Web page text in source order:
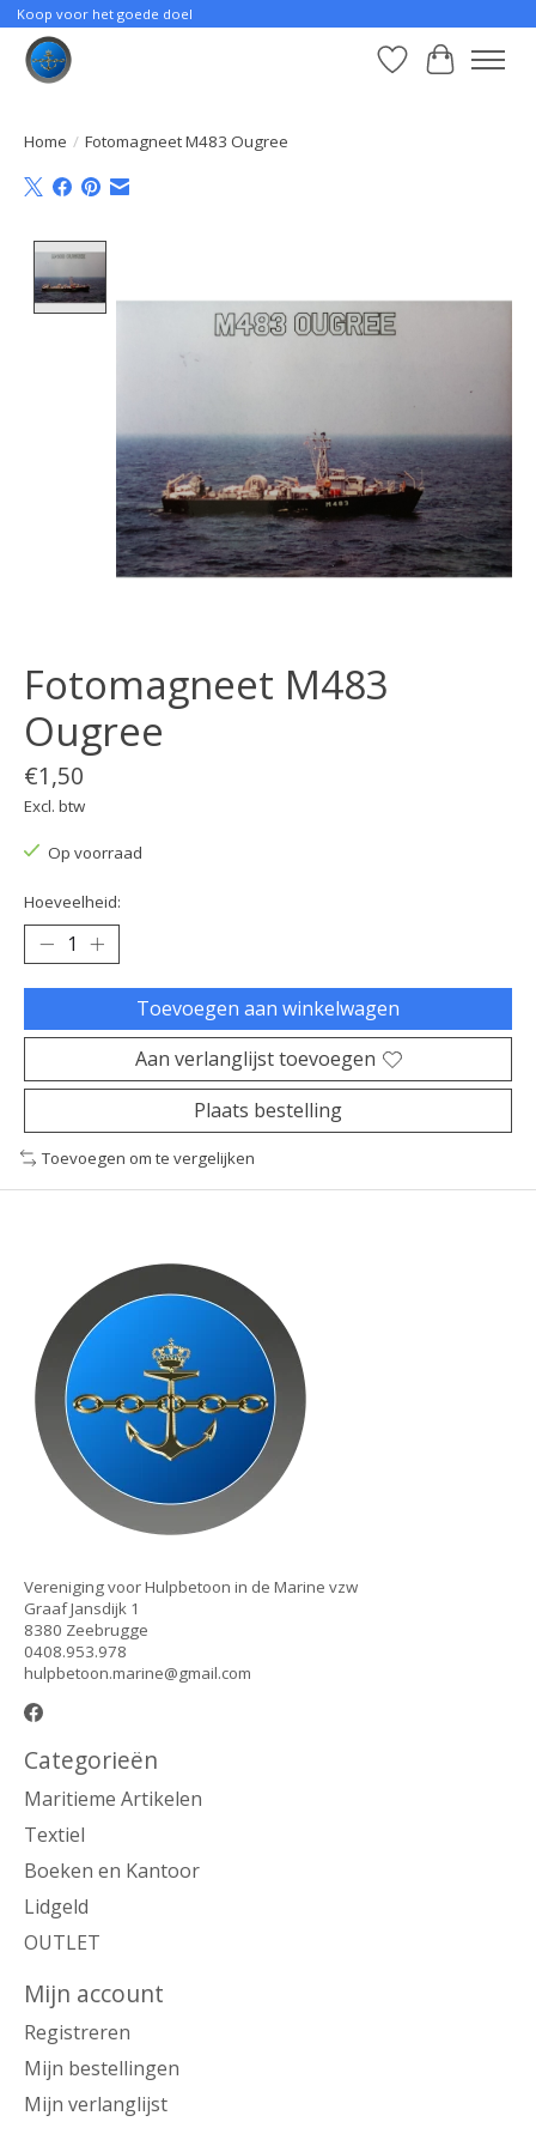
Koop voor het goede doel
Verlanglijst
Home / Fotomagneet M483 Ougree
Fotomagneet M483
Ougree
€1,50
Excl. btw
Op voorraad
Hoeveelheid:
Toevoegen aan winkelwagen
Aan verlanglijst toevoegen
Plaats bestelling
Toevoegen om te vergelijken
Vereniging voor Hulpbetoon in de Marine vzw
Graaf Jansdijk 1
8380 Zeebrugge
0408.953.978
hulpbetoon.marine@gmail.com
Categorieën
Maritieme Artikelen
Textiel
Boeken en Kantoor
Lidgeld
OUTLET
Mijn account
Registreren
Mijn bestellingen
Mijn verlanglijst